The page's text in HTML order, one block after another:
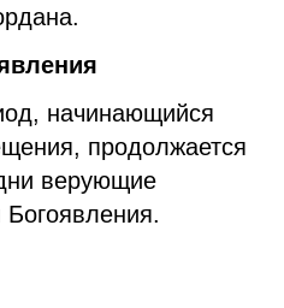
начинающийся
продолжается
верующие